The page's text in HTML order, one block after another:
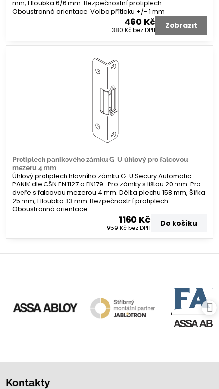
mm, Hloubka 6/6 mm. Bezpečnostní protiplech.
Oboustranná orientace. Volba přítlaku +/- 1 mm
460 Kč
380 Kčbez DPH Zobrazit
Protiplech panikového zámku G-U úhlový pro falcovou
mezeru 4 mm
Úhlový protiplech hlavního zámku G-U Secury Automatic
PANIK dle CŠN EN 1127 a EN179 . Pro zámky s lištou 20 mm. Pro
dveře s falcovou mezerou 4 mm. Délka plechu 158 mm, Šířka
25 mm, Hloubka 33 mm. Bezpečnostní protiplech.
Oboustranná orientace
1160 Kč
959 Kčbez DPH Do košíku
Kontakty